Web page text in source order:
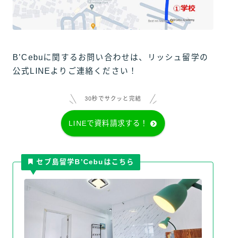
B’Cebuに関するお問い合わせは、リッシュ留学の
公式LINEよりご連絡ください！
30秒でサクッと完結
LINEで資料請求する！
セブ島留学B’Cebuはこちら